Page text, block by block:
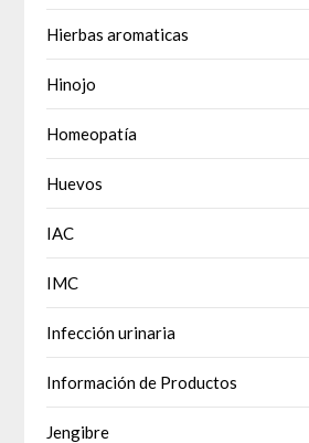
Hierbas aromaticas
Hinojo
Homeopatía
Huevos
IAC
IMC
Infección urinaria
Información de Productos
Jengibre